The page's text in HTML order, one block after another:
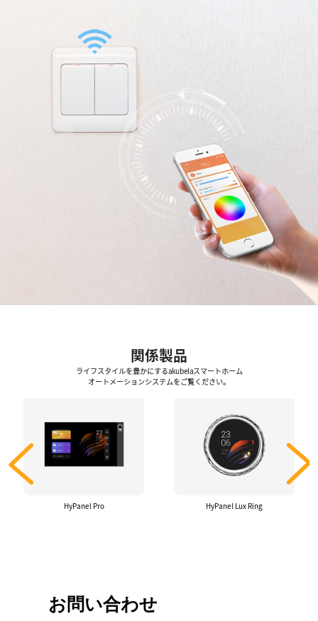
関係製品
ライフスタイルを豊かにするakubelaスマートホーム
オートメーションシステムをご覧ください。
HyPanel Pro HyPanel Lux Ring
お問い合わせ